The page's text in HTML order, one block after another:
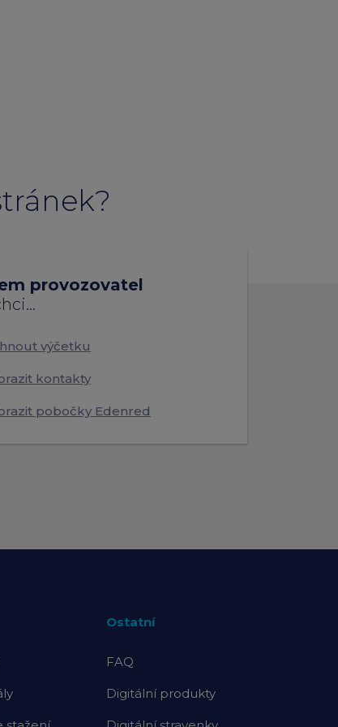
provozovatel
...
výčetku
kontakty
pobočky Edenred
Ostatní
FAQ
Digitální produkty